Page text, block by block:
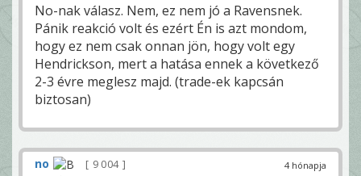
No-nak válasz. Nem, ez nem jó a Ravensnek.
Pánik reakció volt és ezért Én is azt mondom,
hogy ez nem csak onnan jön, hogy volt egy
Hendrickson, mert a hatása ennek a következő
2-3 évre meglesz majd. (trade-ek kapcsán
biztosan)
4 hónapja
no
9 004